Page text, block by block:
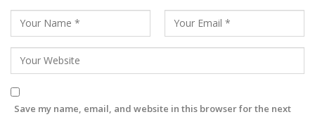
Save my name, email, and website in this browser for the next